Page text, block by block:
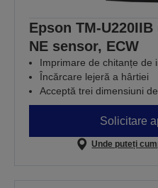
Epson TM-
NE sensor, ECW
Imprimare de chitanțe de
Încărcare lejeră a hârtiei
Acceptă trei dimensiuni
Solicitare
Unde puteți